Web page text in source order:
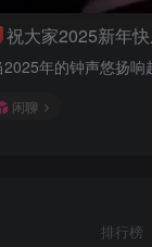
祝大家2025新年快
2025年的钟声悠扬响
闲聊
排行榜